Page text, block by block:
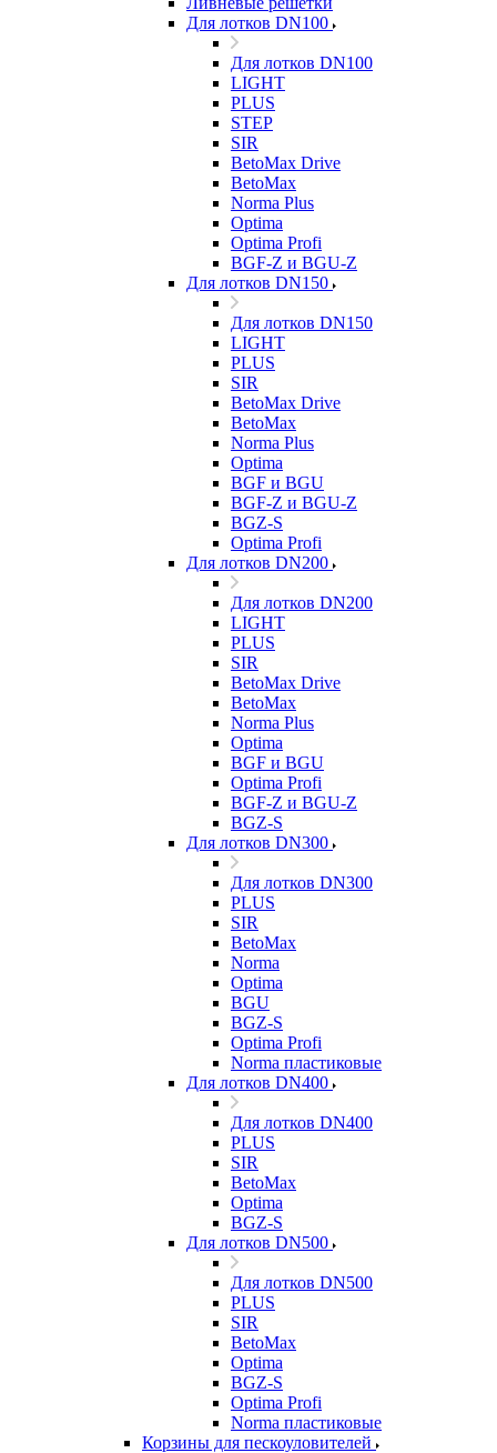
Для лотков DN100
Для лотков DN100
LIGHT
PLUS
STEP
SIR
BetoMax Drive
BetoMax
Norma Plus
Optima
Optima Profi
BGF-Z и BGU-Z
Для лотков DN150
Для лотков DN150
LIGHT
PLUS
SIR
BetoMax Drive
BetoMax
Norma Plus
Optima
BGF и BGU
BGF-Z и BGU-Z
BGZ-S
Optima Profi
Для лотков DN200
Для лотков DN200
LIGHT
PLUS
SIR
BetoMax Drive
BetoMax
Norma Plus
Optima
BGF и BGU
Optima Profi
BGF-Z и BGU-Z
BGZ-S
Для лотков DN300
Для лотков DN300
PLUS
SIR
BetoMax
Norma
Optima
BGU
BGZ-S
Optima Profi
Norma пластиковые
Для лотков DN400
Для лотков DN400
PLUS
SIR
BetoMax
Optima
BGZ-S
Для лотков DN500
Для лотков DN500
PLUS
SIR
BetoMax
Optima
BGZ-S
Optima Profi
Norma пластиковые
Корзины для пескоуловителей